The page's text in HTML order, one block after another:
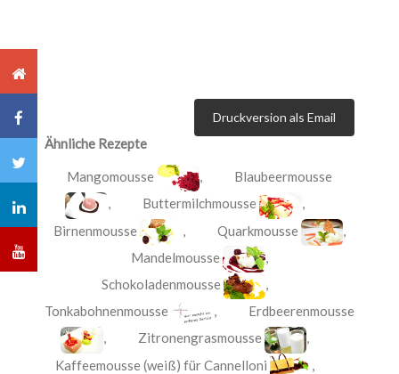
Druckversion als Email
Ähnliche Rezepte
Mangomousse , Blaubeermousse
, Buttermilchmousse
,
Birnenmousse
, Quarkmousse
,
Mandelmousse
,
Schokoladenmousse
,
Tonkabohnenmousse
, Erdbeerenmousse
, Zitronengrasmousse
,
Kaffeemousse (weiß) für Cannelloni
,